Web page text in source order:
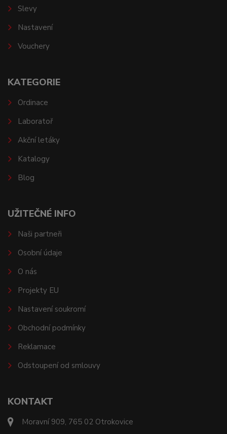
KONTAKT
Moravní 909, 765 02 Otrokovice
Slevy
Nastavení
Vouchery
KATEGORIE
Ordinace
Laboratoř
Akční letáky
Katalogy
Blog
UŽITEČNÉ INFO
Naši partneři
Osobní údaje
O nás
Projekty EU
Nastavení soukromí
Obchodní podmínky
Reklamace
Odstoupení od smlouvy